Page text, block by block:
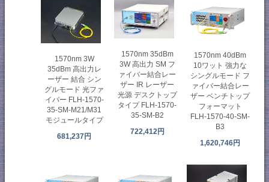
1570nm 3W
35dBm 高出力レ
ーザー 結合 シン
グルモード 光ファ
イバー FLH-1570-
35-SM-M21/M31
モジュールタイプ
681,237円
1570nm 35dBm
3W 高出力 SM フ
ァイバー結合レー
ザー IR レーザー
光源 デスクトップ
タイプ FLH-1570-
35-SM-B2
722,412円
1570nm 40dBm
10ワット 強力な
シングルモード フ
ァイバー結合レー
ザー ベンチトップ
フォーマット
FLH-1570-40-SM-
B3
1,620,746円